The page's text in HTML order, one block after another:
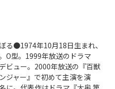
る●1974年10月18日生まれ、
O型。1999年放送のドラマ
ビュー。2000年放送の『百獣
ジャー』で初めて主演を演